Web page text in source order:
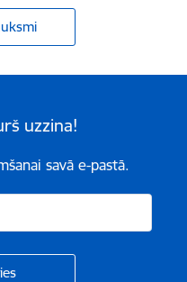
uzzina!
savā e-pastā.